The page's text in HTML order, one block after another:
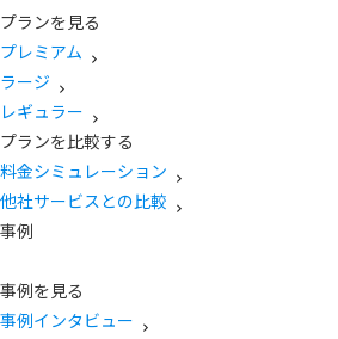
プランを見る
プレミアム
ラージ
レギュラー
プランを比較する
料金シミュレーション
他社サービスとの比較
事例
事例を見る
事例インタビュー